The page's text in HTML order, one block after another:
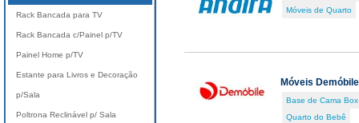
Móveis de Quarto
Móveis Demóbile
Base de Cama Box
Quarto do Bebê
Rack Bancada para TV
Rack Bancada c/Painel p/TV
Painel Home p/TV
Estante para Livros e Decoração
p/Sala
Poltrona Reclinável p/ Sala